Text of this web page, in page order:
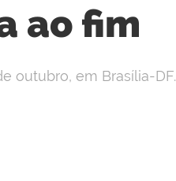
ao fim
outubro, em Brasília-DF.